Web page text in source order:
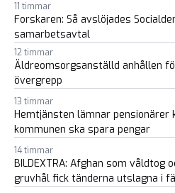
11 timmar
Forskaren: Så avslöjades
samarbetsavtal
12 timmar
Äldreomsorgsanställd anhållen
övergrepp
13 timmar
Hemtjänsten lämnar pensionärer
kommunen ska spara pengar
14 timmar
BILDEXTRA: Afghan som våldtog
gruvhål fick tänderna utslagna i